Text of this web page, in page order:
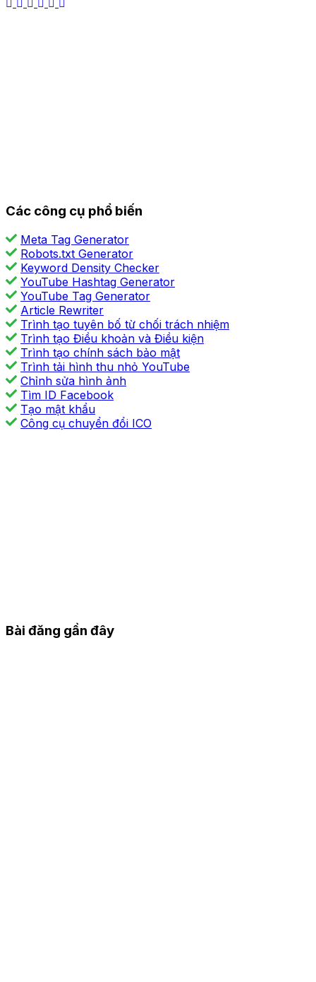
Các công cụ phổ biến
Meta Tag Generator
Robots.txt Generator
Keyword Density Checker
YouTube Hashtag Generator
YouTube Tag Generator
Article Rewriter
Trình tạo tuyên bố từ chối trách nhiệm
Trình tạo Điều khoản và Điều kiện
Trình tạo chính sách bảo mật
Trình tải hình thu nhỏ YouTube
Chỉnh sửa hình ảnh
Tìm ID Facebook
Tạo mật khẩu
Công cụ chuyển đổi ICO
Bài đăng gần đây